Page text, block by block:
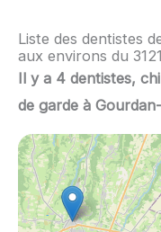
Liste des dentistes
aux environs du
Il y a 4 dentistes,
de garde à